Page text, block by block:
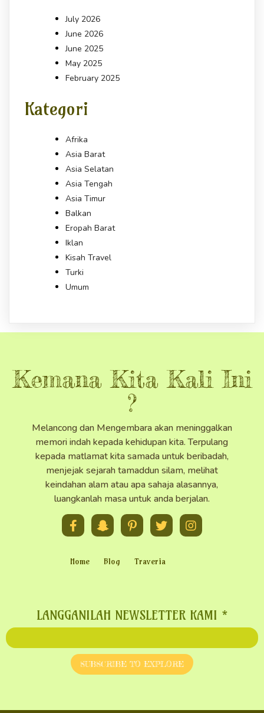
July 2026
June 2026
June 2025
May 2025
February 2025
Kategori
Afrika
Asia Barat
Asia Selatan
Asia Tengah
Asia Timur
Balkan
Eropah Barat
Iklan
Kisah Travel
Turki
Umum
Kemana Kita Kali Ini
?
Melancong dan Mengembara akan meninggalkan
memori indah kepada kehidupan kita. Terpulang
kepada matlamat kita samada untuk beribadah,
menjejak sejarah tamaddun silam, melihat
keindahan alam atau apa sahaja alasannya,
luangkanlah masa untuk anda berjalan.
Home Blog Traveria
LANGGANILAH NEWSLETTER KAMI *
SUBSCRIBE TO EXPLORE